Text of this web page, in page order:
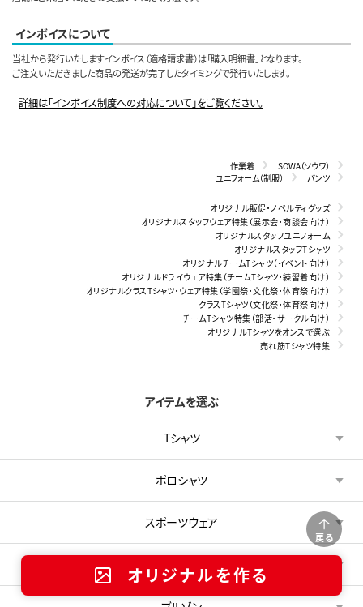
戻る
オリジナルを作る
インボイスについて
当社から発行いたしますインボイス（適格請求書）は「購入明細書」となります。
ご注文いただきました商品の発送が完了したタイミングで発行いたします。
詳細は「インボイス制度への対応について」をご覧ください。
作業着
SOWA（ソウワ）
ユニフォーム（制服）
パンツ
オリジナル販促・ノベルティグッズ
オリジナルスタッフウェア特集（展示会・商談会向け）
オリジナルスタッフユニフォーム
オリジナルスタッフTシャツ
オリジナルチームTシャツ（イベント向け）
オリジナルドライウェア特集（チームTシャツ・練習着向け）
オリジナルクラスTシャツ・ウェア特集（学園祭・文化祭・体育祭向け）
クラスTシャツ（文化祭・体育祭向け）
チームTシャツ特集（部活・サークル向け）
オリジナルTシャツをオンスで選ぶ
売れ筋Tシャツ特集
アイテムを選ぶ
Tシャツ
ポロシャツ
スポーツウェア
パーカー・スウェット